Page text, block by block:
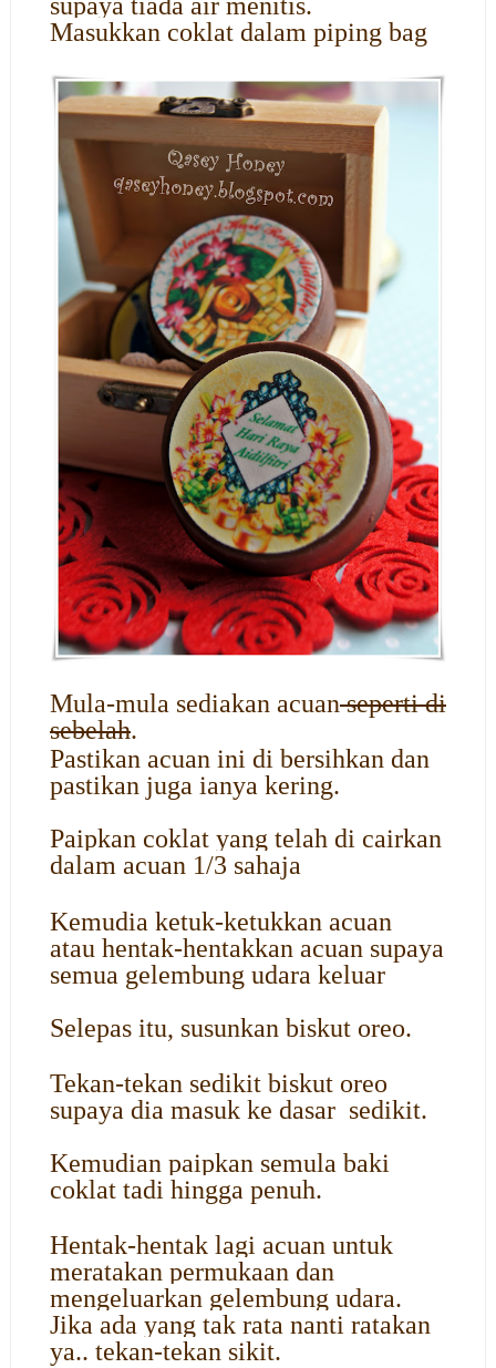
supaya tiada air menitis.
Masukkan coklat dalam piping bag
Mula-mula sediakan acuanseperti di
sebelah.
Pastikan acuan ini di bersihkan dan
pastikan juga ianya kering.
Paipkan coklat yang telah di cairkan
dalam acuan 1/3 sahaja
Kemudia ketuk-ketukkan acuan
atau hentak-hentakkan acuan supaya
semua gelembung udara keluar
Selepas itu, susunkan biskut oreo.
Tekan-tekan sedikit biskut oreo
supaya dia masuk ke dasar sedikit.
Kemudian paipkan semula baki
coklat tadi hingga penuh.
Hentak-hentak lagi acuan untuk
meratakan permukaan dan
mengeluarkan gelembung udara.
Jika ada yang tak rata nanti ratakan
ya.. tekan-tekan sikit.